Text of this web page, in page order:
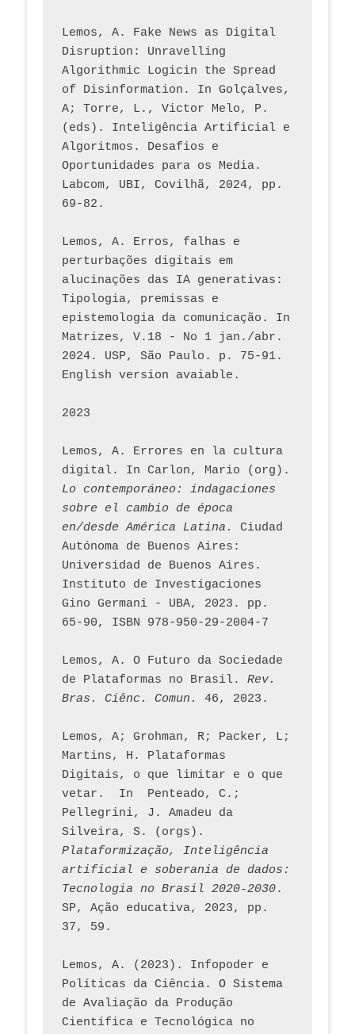
Lemos, A. Fake News as Digital
Disruption: Unravelling
Algorithmic Logicin the Spread
of Disinformation. In Golçalves,
A; Torre, L., Victor Melo, P.
(eds). Inteligência Artificial e
Algoritmos. Desafios e
Oportunidades para os Media.
Labcom, UBI, Covilhã, 2024, pp.
69-82.
Lemos, A. Erros, falhas e
perturbações digitais em
alucinações das IA generativas:
Tipologia, premissas e
epistemologia da comunicação. In
Matrizes, V.18 - No 1 jan./abr.
2024. USP, São Paulo. p. 75-91.
English version avaiable.
2023
Lemos, A. Errores en la cultura
Lo contemporáneo: indagaciones
sobre el cambio de época
en/desde América Latina.
Ciudad
Autónoma de Buenos Aires:
Universidad de Buenos Aires.
Instituto de Investigaciones
Gino Germani - UBA, 2023. pp.
65-90, ISBN 978-950-29-2004-7
Lemos, A. O Futuro da Sociedade
de Plataformas no Brasil. Rev.
Bras. Ciênc. Comun.
Lemos, A; Grohman, R; Packer, L;
Martins, H. Plataformas
Digitais, o que limitar e o que
vetar.  In  Penteado, C.;
Pellegrini, J. Amadeu da
Plataformização, Inteligência
artificial e soberania de dados:
Tecnologia no Brasil 2020-2030.
SP, Ação educativa, 2023, pp.
37, 59.
Lemos, A. (2023). Infopoder e
Políticas da Ciência. O Sistema
de Avaliação da Produção
Científica e Tecnológica no